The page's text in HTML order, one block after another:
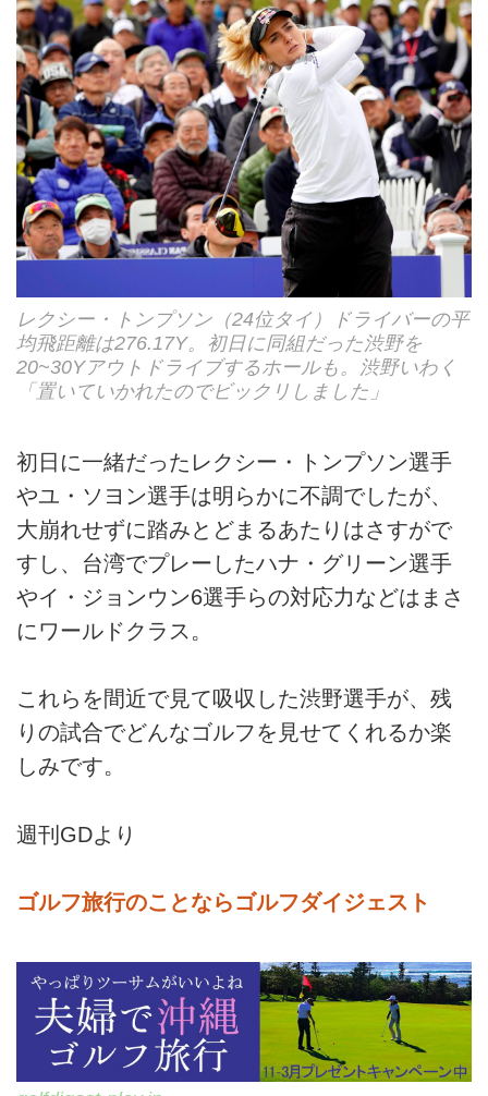
レクシー・トンプソン（24位タイ）ドライバーの平
均飛距離は276.17Y。初日に同組だった渋野を
20~30Yアウトドライブするホールも。渋野いわく
「置いていかれたのでビックリしました」
初日に一緒だったレクシー・トンプソン選手
やユ・ソヨン選手は明らかに不調でしたが、
大崩れせずに踏みとどまるあたりはさすがで
すし、台湾でプレーしたハナ・グリーン選手
やイ・ジョンウン6選手らの対応力などはまさ
にワールドクラス。
これらを間近で見て吸収した渋野選手が、残
りの試合でどんなゴルフを見せてくれるか楽
しみです。
週刊GDより
ゴルフ旅行のことならゴルフダイジェスト